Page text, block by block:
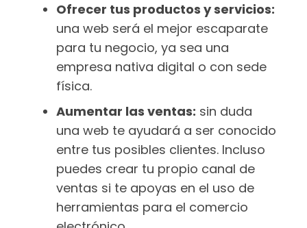
Ofrecer tus productos y servicios:
una web será el mejor escaparate
para tu negocio, ya sea una
empresa nativa digital o con sede
física.
Aumentar las ventas: sin duda
una web te ayudará a ser conocido
entre tus posibles clientes. Incluso
puedes crear tu propio canal de
ventas si te apoyas en el uso de
herramientas para el comercio